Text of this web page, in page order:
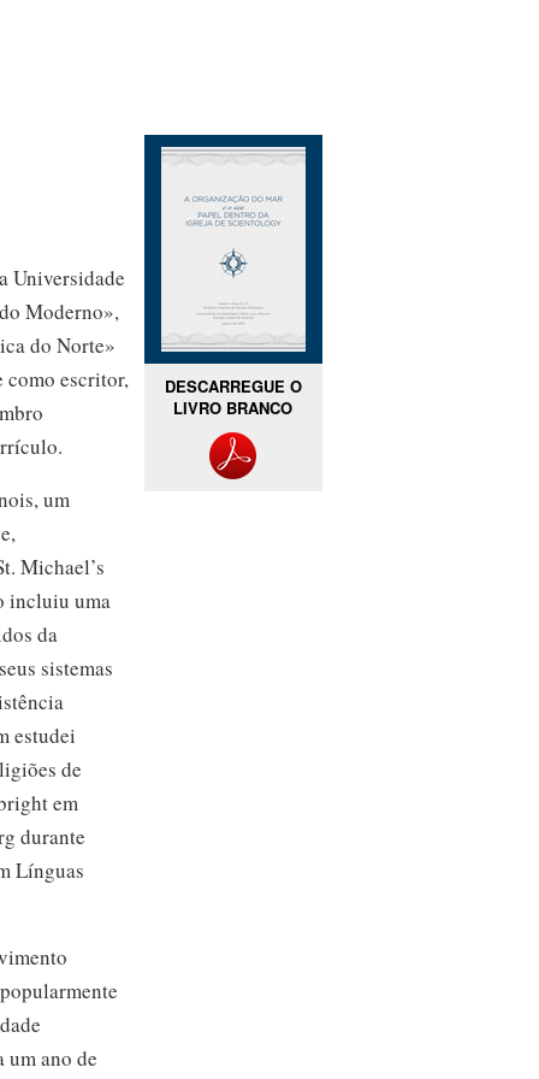
Universidade
Moderno»,
do Norte»
como escritor,
um
Michael’s
incluiu uma
da
sistemas
estudei
de
em
durante
Línguas
ano de
DESCARREGUE O
LIVRO BRANCO